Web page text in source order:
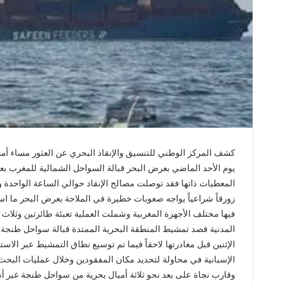
كشف المركز الوطني للتنسيق والإنقاذ البحري عن العثور مساء
يوم الأحد الماضي بعرض البحر قبالة السواحل الشمالية للمغرب
زورقاً شراعياً يواجه صعوبات خطيرة في الملاحة بعرض البحر
فيها مختلف الأجهزة المغربية وشملت العملية تعبئة طائرتين
المدنية قصد تمشيط المنطقة البحرية الممتدة قبالة سواحل
الإثنين قبل مغادرتها لاحقاً فيما تم توسيع نطاق التمشيط عبر
الإسبانية في محاولة لتحديد مكان المفقودين وخلال عمليات
وقارب نجاة على بعد نحو ثلاثة أميال بحرية من سواحل طنجة غير